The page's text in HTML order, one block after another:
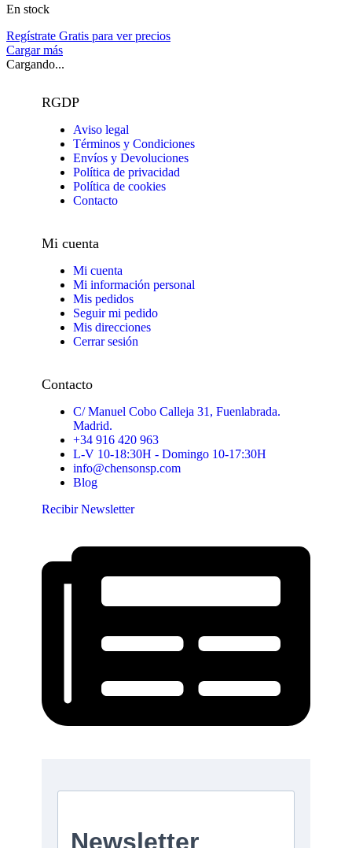
En stock
Regístrate Gratis para ver precios
Cargar más
Cargando...
RGDP
Aviso legal
Términos y Condiciones
Envíos y Devoluciones
Política de privacidad
Política de cookies
Contacto
Mi cuenta
Mi cuenta
Mi información personal
Mis pedidos
Seguir mi pedido
Mis direcciones
Cerrar sesión
Contacto
C/ Manuel Cobo Calleja 31, Fuenlabrada.
Madrid.
+34 916 420 963
L-V 10-18:30H - Domingo 10-17:30H
info@chensonsp.com
Blog
Recibir Newsletter